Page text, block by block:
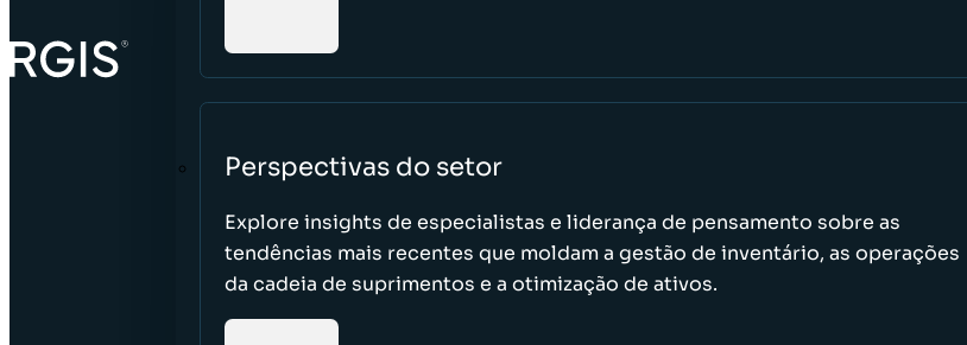
Perspectivas do setor
Explore insights de especialistas e liderança de pensamento sobre as
tendências mais recentes que moldam a gestão de inventário, as operações
da cadeia de suprimentos e a otimização de ativos.